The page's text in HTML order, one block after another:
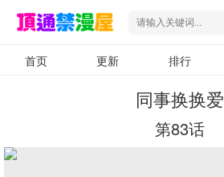
首页 更新 排行
同事换换爱
第83话